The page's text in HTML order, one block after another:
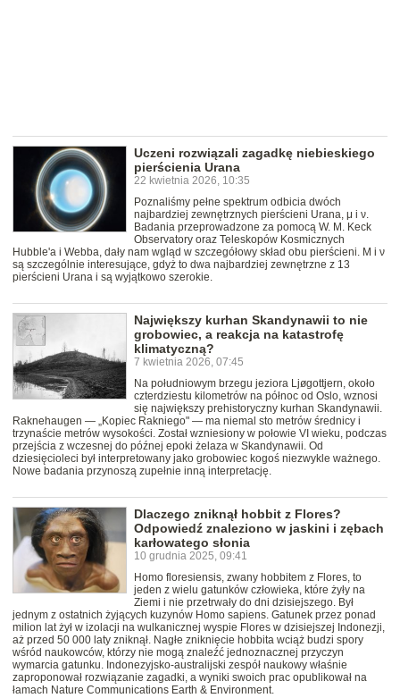
Uczeni rozwiązali zagadkę niebieskiego
pierścienia Urana
22 kwietnia 2026, 10:35
Poznaliśmy pełne spektrum odbicia dwóch
najbardziej zewnętrznych pierścieni Urana, μ i ν.
Badania przeprowadzone za pomocą W. M. Keck
Observatory oraz Teleskopów Kosmicznych
Hubble'a i Webba, dały nam wgląd w szczegółowy skład obu pierścieni. Μ i ν
są szczególnie interesujące, gdyż to dwa najbardziej zewnętrzne z 13
pierścieni Urana i są wyjątkowo szerokie.
Największy kurhan Skandynawii to nie
grobowiec, a reakcja na katastrofę
klimatyczną?
7 kwietnia 2026, 07:45
Na południowym brzegu jeziora Ljøgottjern, około
czterdziestu kilometrów na północ od Oslo, wznosi
się największy prehistoryczny kurhan Skandynawii.
Raknehaugen — „Kopiec Rakniego" — ma niemal sto metrów średnicy i
trzynaście metrów wysokości. Został wzniesiony w połowie VI wieku, podczas
przejścia z wczesnej do późnej epoki żelaza w Skandynawii. Od
dziesięcioleci był interpretowany jako grobowiec kogoś niezwykle ważnego.
Nowe badania przynoszą zupełnie inną interpretację.
Dlaczego zniknął hobbit z Flores?
Odpowiedź znaleziono w jaskini i zębach
karłowatego słonia
10 grudnia 2025, 09:41
Homo floresiensis, zwany hobbitem z Flores, to
jeden z wielu gatunków człowieka, które żyły na
Ziemi i nie przetrwały do dni dzisiejszego. Był
jednym z ostatnich żyjących kuzynów Homo sapiens. Gatunek przez ponad
milion lat żył w izolacji na wulkanicznej wyspie Flores w dzisiejszej Indonezji,
aż przed 50 000 laty zniknął. Nagłe zniknięcie hobbita wciąż budzi spory
wśród naukowców, którzy nie mogą znaleźć jednoznacznej przyczyn
wymarcia gatunku. Indonezyjsko-australijski zespół naukowy właśnie
zaproponował rozwiązanie zagadki, a wyniki swoich prac opublikował na
łamach Nature Communications Earth & Environment.